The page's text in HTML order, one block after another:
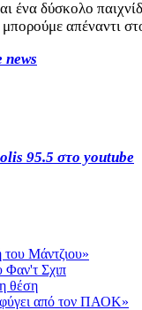
ένα δύσκολο
μπορούμε απέναντι
news
95.5 στο youtube
Μάντζιου»
Φαν'τ Σχιπ
θέση
φύγει από τον ΠΑΟΚ»